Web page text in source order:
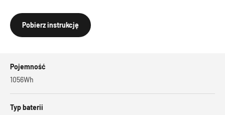
Pobierz instrukcję
Pojemność
1056Wh
Typ baterii